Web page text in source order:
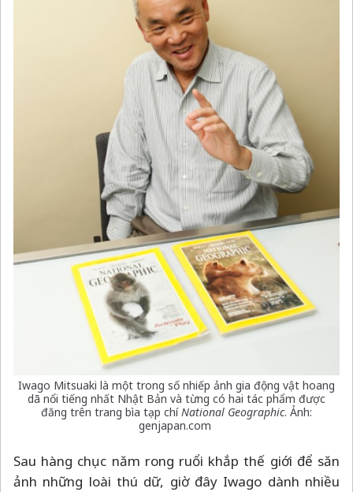
Iwago Mitsuaki là một trong số nhiếp ảnh gia động vật hoang
dã nổi tiếng nhất Nhật Bản và từng có hai tác phẩm được
đăng trên trang bìa tạp chíNational Geographic. Ảnh:
genjapan.com
Sau hàng chục năm rong ruổi khắp thế giới để săn
ảnh những loài thú dữ, giờ đây Iwago dành nhiều